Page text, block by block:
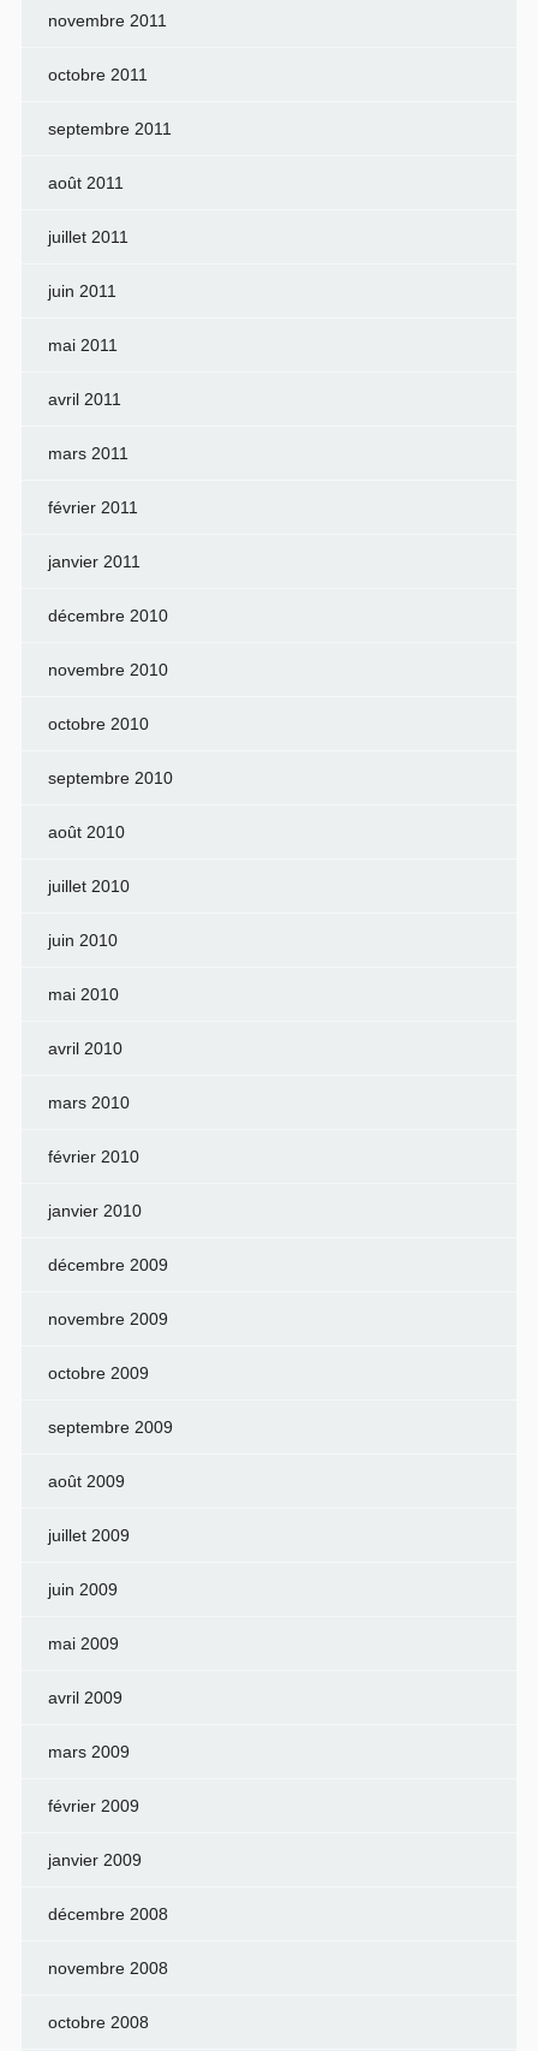
novembre 2011
octobre 2011
septembre 2011
août 2011
juillet 2011
juin 2011
mai 2011
avril 2011
mars 2011
février 2011
janvier 2011
décembre 2010
novembre 2010
octobre 2010
septembre 2010
août 2010
juillet 2010
juin 2010
mai 2010
avril 2010
mars 2010
février 2010
janvier 2010
décembre 2009
novembre 2009
octobre 2009
septembre 2009
août 2009
juillet 2009
juin 2009
mai 2009
avril 2009
mars 2009
février 2009
janvier 2009
décembre 2008
novembre 2008
octobre 2008